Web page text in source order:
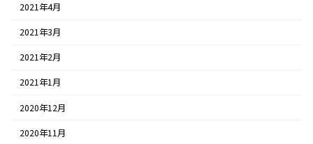
2021年4月
2021年3月
2021年2月
2021年1月
2020年12月
2020年11月